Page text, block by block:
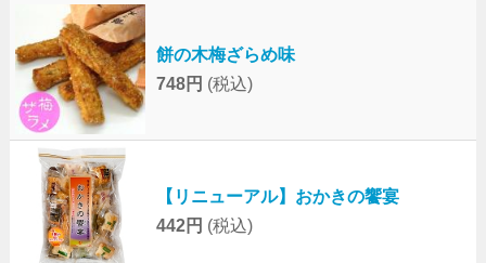
餅の木梅ざらめ味
748円 (税込)
【リニューアル】おかきの饗宴
442円 (税込)